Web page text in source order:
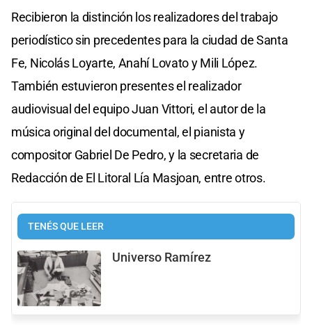
Recibieron la distinción los realizadores del trabajo
periodístico sin precedentes para la ciudad de Santa
Fe, Nicolás Loyarte, Anahí Lovato y Mili López.
También estuvieron presentes el realizador
audiovisual del equipo Juan Vittori, el autor de la
música original del documental, el pianista y
compositor Gabriel De Pedro, y la secretaria de
Redacción de El Litoral Lía Masjoan, entre otros.
TENÉS QUE LEER
Universo Ramírez